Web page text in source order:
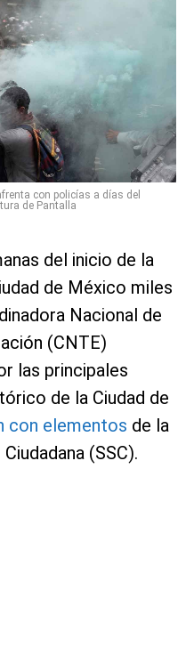
con policías a días del
de Pantalla
del inicio de la
de México miles
Nacional de
(CNTE)
las principales
de la Ciudad de
con elementos de la
(SSC).